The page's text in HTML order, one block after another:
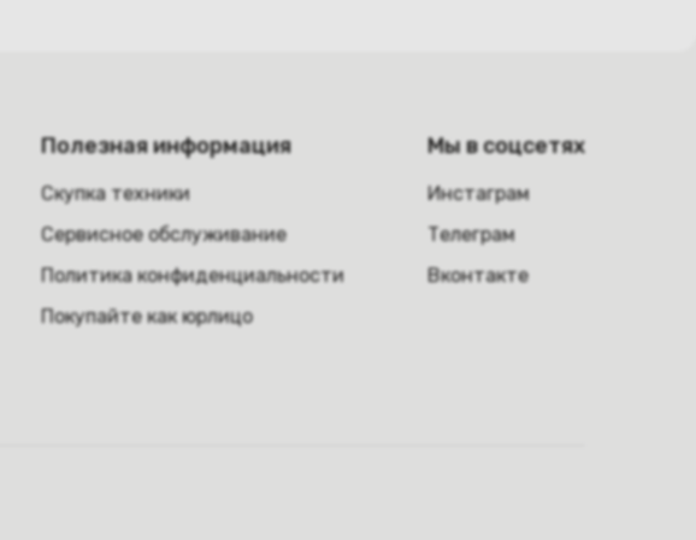
Полезная информация
Скупка техники
Сервисное обслуживание
Политика конфиденциальности
Покупайте как юрлицо
Мы в соцсетях
Инстаграм
Телеграм
Вконтакте